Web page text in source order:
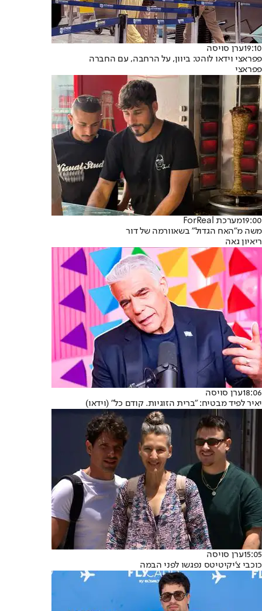
19:10ערן סויסה
פפראצי וידאו לוהט: ביוון, על הרחבה, עם החברה
פפראצי
19:00מערכת ForReal
משה מ"האח הגדול" בשאוורמה של דור
ריאיון גאה
18:06ערן סויסה
יאיר לפיד מבטיח: "ברית הזוגיות. קודם כל" (וידאו)
15:05ערן סויסה
כוכבי צ'יקיטיטס נפגשו לפני הבמה